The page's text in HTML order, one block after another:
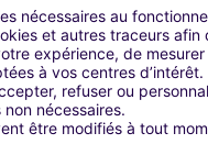
escapade